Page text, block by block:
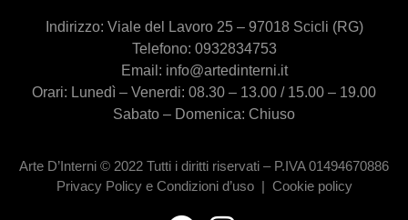
Indirizzo: Viale del Lavoro 25 – 97018 Scicli (RG)
Telefono: 0932834753
Email: info@artedinterni.it
Orari: Lunedì – Venerdi: 08.30 – 13.00 / 15.00 – 19.00
Sabato – Domenica: Chiuso
Arte D’Interni © 2022 Tutti i diritti riservati – P.IVA 01494670886
Privacy Policy e Condizioni d’uso | Cookie policy